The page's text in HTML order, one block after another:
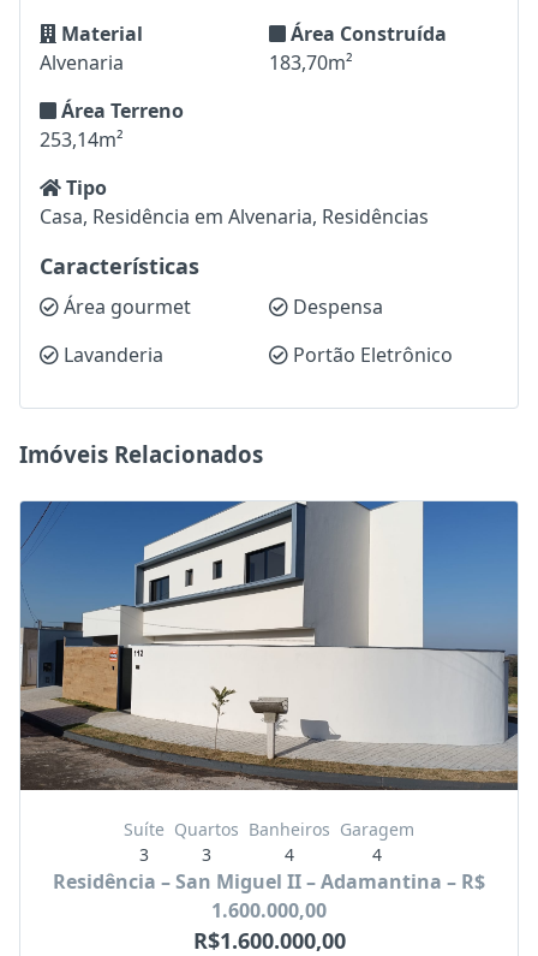
Material
Alvenaria
Área Construída
183,70m²
Área Terreno
253,14m²
Tipo
Casa, Residência em Alvenaria, Residências
Características
Área gourmet
Despensa
Lavanderia
Portão Eletrônico
Imóveis Relacionados
Suíte
3
Quartos
3
Banheiros
4
Garagem
4
Residência – San Miguel II – Adamantina – R$
1.600.000,00
R$1.600.000,00